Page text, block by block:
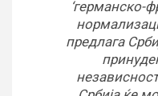
‘германско-
предлага